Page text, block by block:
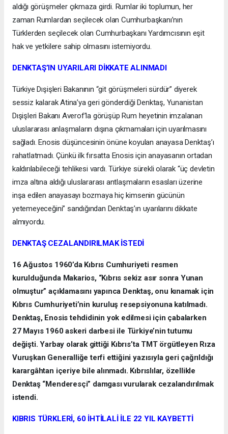
aldığı görüşmeler çıkmaza girdi. Rumlar iki toplumun, her
zaman Rumlardan seçilecek olan Cumhurbaşkanı’nın
Türklerden seçilecek olan Cumhurbaşkanı Yardımcısının eşit
hak ve yetkilere sahip olmasını istemiyordu.
DENKTAŞ’IN UYARILARI DİKKATE ALINMADI
Türkiye Dışişleri Bakanının “git görüşmeleri sürdür” diyerek
sessiz kalarak Atina’ya geri gönderdiği Denktaş, Yunanistan
Dışişleri Bakanı Averof’la görüşüp Rum heyetinin imzalanan
uluslararası anlaşmaların dışına çıkmamaları için uyarılmasını
sağladı. Enosis düşüncesinin önüne koyulan anayasa Denktaş’ı
rahatlatmadı. Çünkü ilk fırsatta Enosis için anayasanın ortadan
kaldırılabileceği tehlikesi vardı. Türkiye sürekli olarak “üç devletin
imza altına aldığı uluslararası antlaşmaların esasları üzerine
inşa edilen anayasayı bozmaya hiç kimsenin gücünün
yetemeyeceğini” sandığından Denktaş’ın uyarılarını dikkate
almıyordu.
DENKTAŞ CEZALANDIRILMAK İSTEDİ
16 Ağustos 1960’da Kıbrıs Cumhuriyeti resmen
kurulduğunda Makarios, “Kıbrıs sekiz asır sonra Yunan
olmuştur” açıklamasını yapınca Denktaş, onu kınamak için
Kıbrıs Cumhuriyeti’nin kuruluş resepsiyonuna katılmadı.
Denktaş, Enosis tehdidinin yok edilmesi için çabalarken
27 Mayıs 1960 askeri darbesi ile Türkiye’nin tutumu
değişti. Yarbay olarak gittiği Kıbrıs’ta TMT örgütleyen Rıza
Vuruşkan Generalliğe terfi ettiğini yazısıyla geri çağrıldığı
karargâhtan içeriye bile alınmadı. Kıbrıslılar, özellikle
Denktaş “Menderesçi” damgası vurularak cezalandırılmak
istendi.
KIBRIS TÜRKLERİ, 60 İHTİLALİ İLE 22 YIL KAYBETTİ